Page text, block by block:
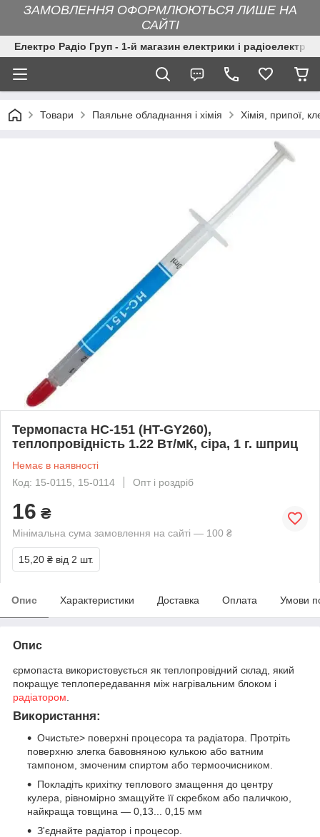
ЗАМОВЛЕННЯ ОФОРМЛЮЮТЬСЯ ЛИШЕ НА
САЙТІ
Електро Радіо Груп - 1-й магазин електрики і
Товари Паяльне обладнання і хімія Хімія, припої,
Термопаста HC-151 (HT-GY260),
теплопровідність 1.22 Вт/мК, сіра, 1 г. шприц
Немає в наявності
Код: 15-0115, 15-0114
Опт і роздріб
16 ₴
Мінімальна сума замовлення на сайті — 100 ₴
15,20 ₴ від 2 шт.
Опис Характеристики Доставка Оплата Умови
Опис
єрмопаста використовується як теплопровідний склад, який
покращує теплопередавання між нагрівальним блоком і
радіатором
Використання:
Очистьте> поверхні процесора та радіатора. Протріть
поверхню злегка бавовняною кулькою або ватним
тампоном, змоченим спиртом або термоочисником.
Покладіть крихітку теплового змащення до центру
кулера, рівномірно змащуйте її скребком або паличкою,
найкраща товщина — 0,13... 0,15 мм
З'єднайте радіатор і процесор.